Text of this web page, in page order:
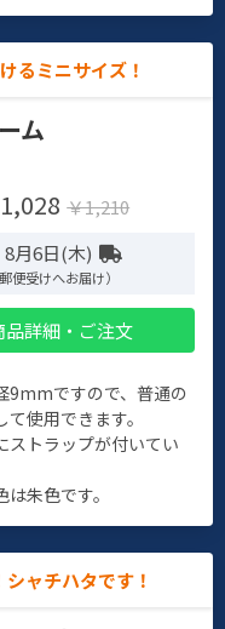
るミニサイズ！
ム
1,028 ￥1,210
月6日(木)
便受けへお届け）
品詳細・ご注文
9mmですので、普通の
て使用できます。
ストラップが付いてい
朱色です。
ャチハタです！